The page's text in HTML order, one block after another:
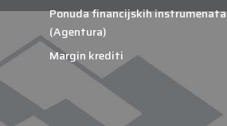
Ponuda financijskih instrumenata
(Agentura)
Margin krediti